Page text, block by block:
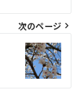
次のページ